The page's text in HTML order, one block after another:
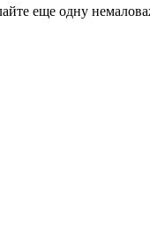
еще одну